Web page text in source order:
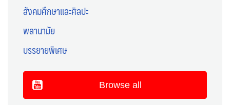
สังคมศึกษาและศิลปะ
พลานามัย
บรรยายพิเศษ
Browse all